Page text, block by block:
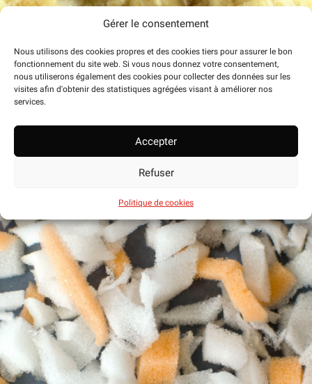
Gérer le consentement
Nous utilisons des cookies propres et des cookies tiers pour assurer le bon
fonctionnement du site web. Si vous nous donnez votre consentement,
nous utiliserons également des cookies pour collecter des données sur les
visites afin d'obtenir des statistiques agrégées visant à améliorer nos
services.
Accepter
Refuser
Politique de cookies
Bloque de mousse thermoliée
Mousse découpée